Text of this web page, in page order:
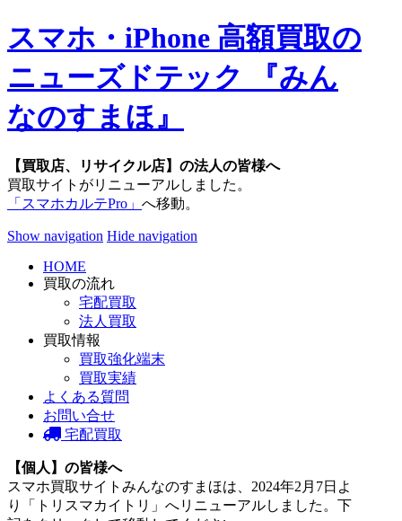
スマホ・iPhone 高額買取の
ニューズドテック 『みん
なのすまほ』
【買取店、リサイクル店】の法人の皆様へ
買取サイトがリニューアルしました。
「スマホカルテPro」 へ移動。
Show navigation Hide navigation
HOME
買取の流れ
宅配買取
法人買取
買取情報
買取強化端末
買取実績
よくある質問
お問い合せ
宅配買取
【個人】の皆様へ
スマホ買取サイトみんなのすまほは、2024年2月7日よ
り「トリスマカイトリ」へリニューアルしました。下